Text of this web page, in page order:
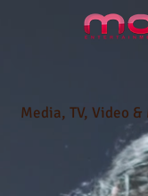
Media, TV, Video &